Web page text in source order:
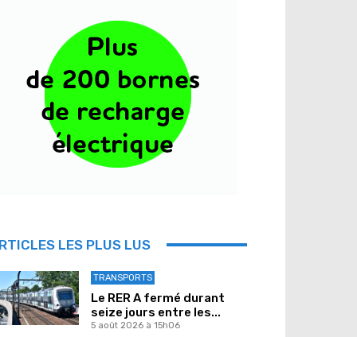
LES PLUS LUS
TRANSPORTS
Le RER A fermé durant
seize jours entre les...
5 août 2026 à 15h06